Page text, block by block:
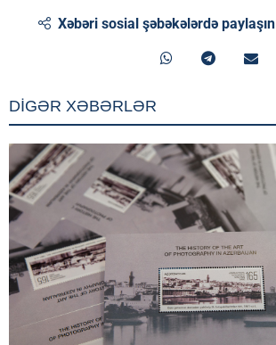
Xəbəri sosial şəbəkələrdə paylaşın
DİGƏR XƏBƏRLƏR